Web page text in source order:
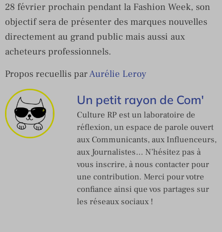
28 février prochain pendant la Fashion Week, son
objectif sera de présenter des marques nouvelles
directement au grand public mais aussi aux
acheteurs professionnels.
Propos recuellis parAurélie Leroy
Un petit rayon de Com'
Culture RP est un laboratoire de
réflexion, un espace de parole ouvert
aux Communicants, aux Influenceurs,
aux Journalistes… N’hésitez pas à
vous inscrire, à nous contacter pour
une contribution. Merci pour votre
confiance ainsi que vos partages sur
les réseaux sociaux !